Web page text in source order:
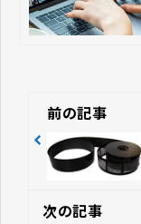
前の記事
次の記事